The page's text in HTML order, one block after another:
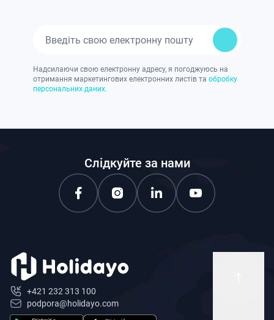
Надсилаючи свою електронну адресу, я погоджуюсь на
отримання маркетингових електронних листів та обробку
персональних даних.
Слідкуйте за нами
+421 232 313 100
podpora@holidayo.com